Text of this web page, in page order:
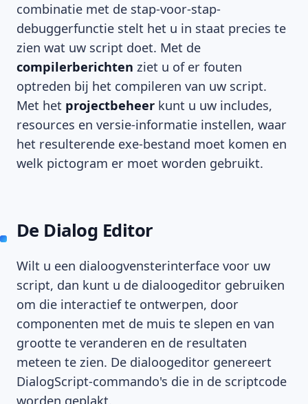
combinatie met de stap-voor-stap-
debuggerfunctie stelt het u in staat precies te
zien wat uw script doet. Met de
compilerberichten ziet u of er fouten
optreden bij het compileren van uw script.
Met het projectbeheer kunt u uw includes,
resources en versie-informatie instellen, waar
het resulterende exe-bestand moet komen en
welk pictogram er moet worden gebruikt.
De Dialog Editor
Wilt u een dialoogvensterinterface voor uw
script, dan kunt u de dialoogeditor gebruiken
om die interactief te ontwerpen, door
componenten met de muis te slepen en van
grootte te veranderen en de resultaten
meteen te zien. De dialoogeditor genereert
DialogScript-commando's die in de scriptcode
worden geplakt.